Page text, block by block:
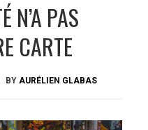
N’A PAS
CARTE
BY AURÉLIEN GLABAS